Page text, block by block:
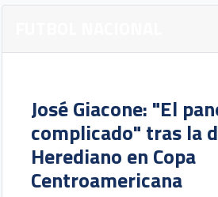
José Giacone: "El
complicado" tras la
Herediano en Copa
Centroamericana